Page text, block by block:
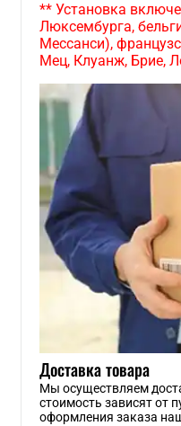
** Установка
Люксембурга,
Мессанси),
Мец, Клуанж, Брие,
Доставка товара
Мы осуществляем
стоимость зависят от
оформления заказа